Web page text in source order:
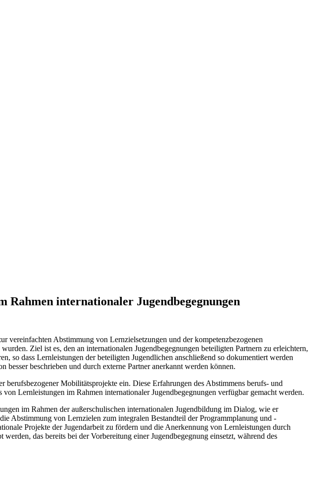
Rahmen internationaler Jugendbegegnungen
Abstimmung von Lernzielsetzungen und der kompetenzbezogenen
Ziel ist es, den an internationalen Jugendbegegnungen beteiligten Partnern zu erleichtern,
so dass Lernleistungen der beteiligten Jugendlichen anschließend so dokumentiert werden
beschrieben und durch externe Partner anerkannt werden können.
Mobilitätsprojekte ein. Diese Erfahrungen des Abstimmens berufs- und
Lernleistungen im Rahmen internationaler Jugendbegegnungen verfügbar gemacht werden.
im Rahmen der außerschulischen internationalen Jugendbildung im Dialog, wie er
Abstimmung von Lernzielen zum integralen Bestandteil der Programmplanung und -
Projekte der Jugendarbeit zu fördern und die Anerkennung von Lernleistungen durch
das bereits bei der Vorbereitung einer Jugendbegegnung einsetzt, während des